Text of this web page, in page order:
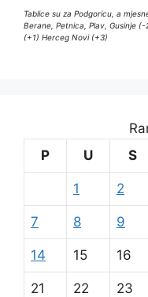
Tablice su za Podgoricu, a
Berane, Petnica, Plav, Gusinje
(+1) Herceg Novi (+3)
P
U S
1 2
7 8 9
14 15 16
21 22 23